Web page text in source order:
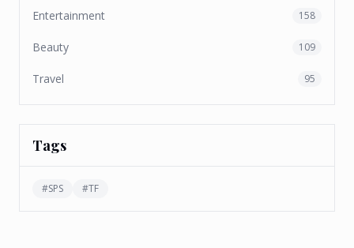
Entertainment 158
Beauty 109
Travel 95
Tags
#SPS #TF